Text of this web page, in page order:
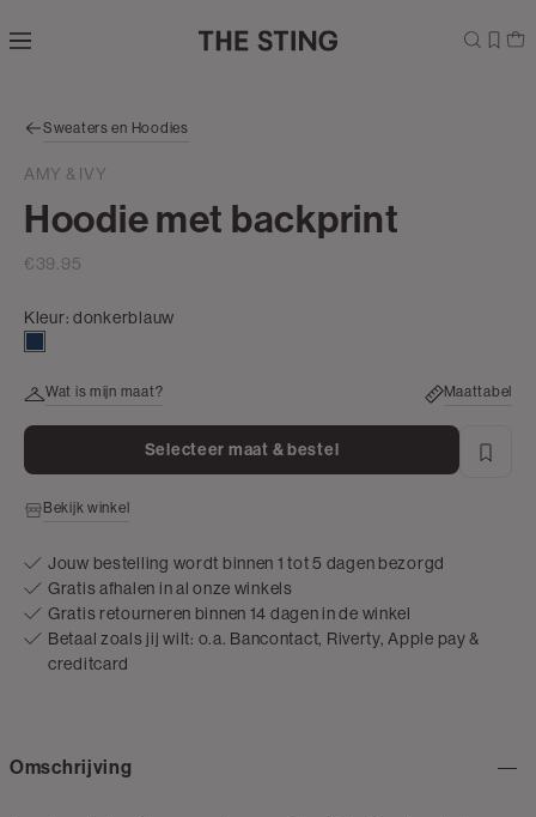
direct naar
zoekbalk
naar de
footer
Sweaters en Hoodies
AMY & IVY
Hoodie met backprint
€39.95
Kleur:donkerblauw
Wat is mijn maat? Maattabel
Selecteer maat & bestel
Bekijk winkel
Jouw bestelling wordt binnen 1 tot 5 dagen bezorgd
Gratis afhalen in al onze winkels
Gratis retourneren binnen 14 dagen in de winkel
Betaal zoals jij wilt: o.a. Bancontact, Riverty, Apple pay &
creditcard
Omschrijving